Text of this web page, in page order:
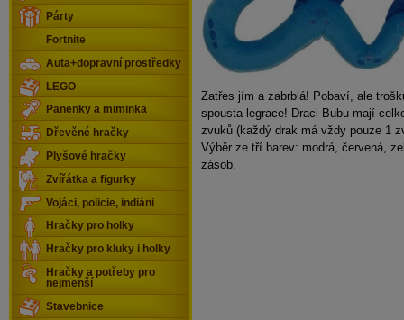
Zatřes jím a zabrblá! Pobaví, ale
spousta legrace! Draci Bubu mají
zvuků (každý drak má vždy pouze 1
Výběr ze tří barev: modrá, červená,
zásob.
Párty
Fortnite
Auta+dopravní prostředky
LEGO
Panenky a miminka
Dřevěné hračky
Plyšové hračky
Zvířátka a figurky
Vojáci, policie, indiáni
Hračky pro holky
Hračky pro kluky i holky
Hračky a potřeby pro
nejmenší
Stavebnice